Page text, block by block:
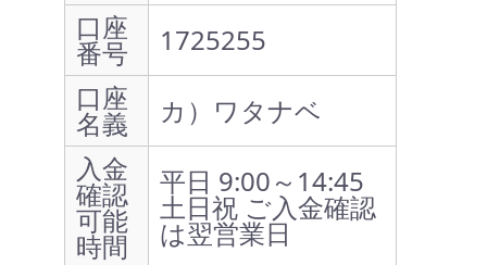
口座
番号
1725255
口座
名義
カ）ワタナベ
入金
確認
可能
時間
平日 9:00～14:45
土日祝 ご入金確認
は翌営業日